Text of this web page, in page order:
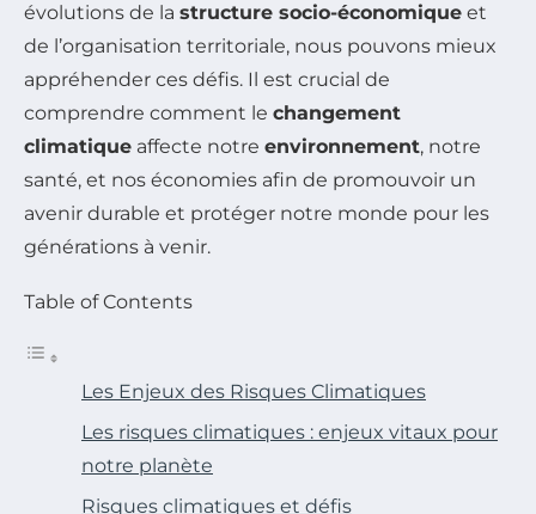
évolutions de la structure socio-économique et
de l’organisation territoriale, nous pouvons mieux
appréhender ces défis. Il est crucial de
comprendre comment le changement
climatique affecte notre environnement, notre
santé, et nos économies afin de promouvoir un
avenir durable et protéger notre monde pour les
générations à venir.
Table of Contents
Les Enjeux des Risques Climatiques
Les risques climatiques : enjeux vitaux pour
notre planète
Risques climatiques et défis